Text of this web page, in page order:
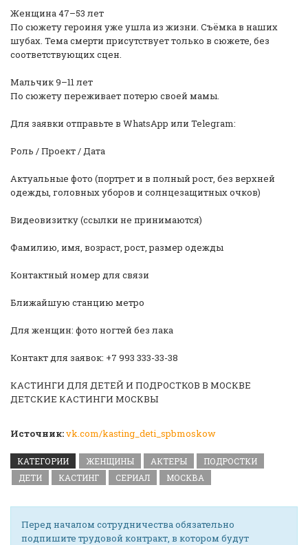
Женщина 47–53 лет
По сюжету героиня уже ушла из жизни. Съёмка в наших
шубах. Тема смерти присутствует только в сюжете, без
соответствующих сцен.
Мальчик 9–11 лет
По сюжету переживает потерю своей мамы.
Для заявки отправьте в WhatsApp или Telegram:
Роль / Проект / Дата
Актуальные фото (портрет и в полный рост, без верхней
одежды, головных уборов и солнцезащитных очков)
Видеовизитку (ссылки не принимаются)
Фамилию, имя, возраст, рост, размер одежды
Контактный номер для связи
Ближайшую станцию метро
Для женщин: фото ногтей без лака
Контакт для заявок: +7 993 333-33-38
КАСТИНГИ ДЛЯ ДЕТЕЙ И ПОДРОСТКОВ В МОСКВЕ
ДЕТСКИЕ КАСТИНГИ МОСКВЫ
Источник:vk.com/kasting_deti_spbmoskow
КАТЕГОРИИ ЖЕНЩИНЫ АКТЕРЫ
ПОДРОСТКИ
ДЕТИ
КАСТИНГ СЕРИАЛ МОСКВА
Перед началом сотрудничества обязательно
подпишите трудовой контракт, в котором будут